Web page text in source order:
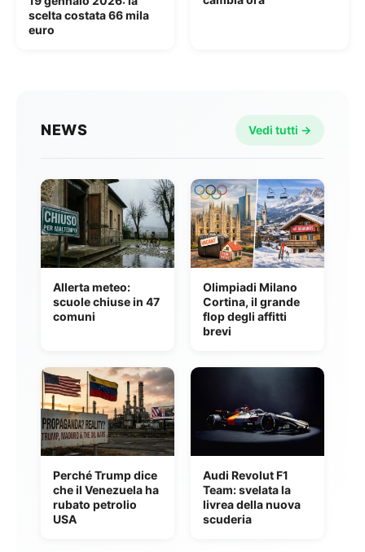
scelta costata 66 mila
euro
NEWS Vedi tutti →
Allerta meteo:
scuole chiuse in 47
comuni
Olimpiadi Milano
Cortina, il grande
flop degli affitti
brevi
Perché Trump dice
che il Venezuela ha
rubato petrolio
USA
Audi Revolut F1
Team: svelata la
livrea della nuova
scuderia